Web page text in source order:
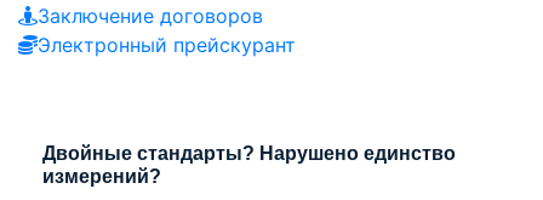
Заключение договоров
Электронный прейскурант
Previous
Двойные стандарты? Нарушено единство
измерений?